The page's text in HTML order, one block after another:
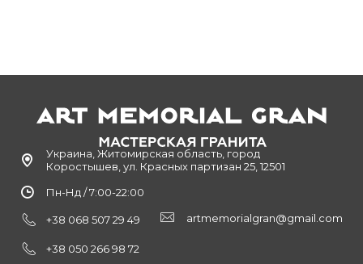
Украина, Житомирская область, город
Коростышев, ул. Красных партизан 25, 12501
Пн-Нд / 7:00-22:00
+38 068 507 29 49
+38 050 266 98 72
artmemorialgran@gmail.com